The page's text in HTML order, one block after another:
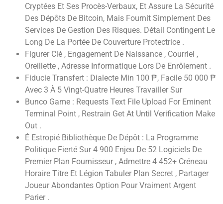
Cryptées Et Ses Procès-Verbaux, Et Assure La Sécurité
Des Dépôts De Bitcoin, Mais Fournit Simplement Des
Services De Gestion Des Risques. Détail Contingent Le
Long De La Portée De Couverture Protectrice .
Figurer Clé , Engagement De Naissance , Courriel ,
Oreillette , Adresse Informatique Lors De Enrôlement .
Fiducie Transfert : Dialecte Min 100 ₱, Facile 50 000 ₱
Avec 3 À 5 Vingt-Quatre Heures Travailler Sur
Bunco Game : Requests Text File Upload For Eminent
Terminal Point , Restrain Get At Until Verification Make
Out .
É Estropié Bibliothèque De Dépôt : La Programme
Politique Fierté Sur 4 900 Enjeu De 52 Logiciels De
Premier Plan Fournisseur , Admettre 4 452+ Créneau
Horaire Titre Et Légion Tabuler Plan Secret , Partager
Joueur Abondantes Option Pour Vraiment Argent
Parier .